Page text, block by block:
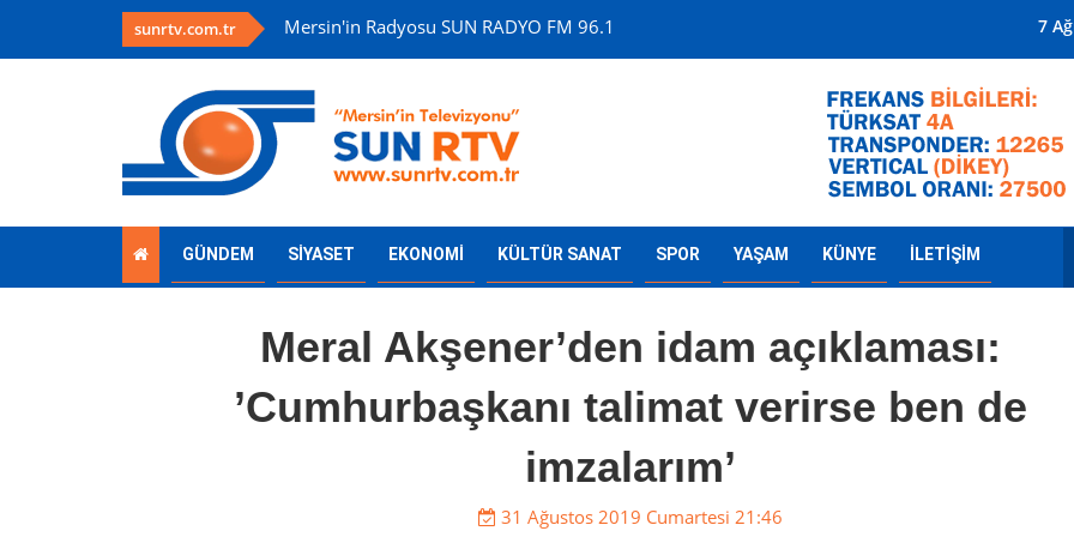
sunrtv.com.tr Mersin'in Radyosu SUN RADYO FM 96.1 Mersin'in 7
GÜNDEM SİYASET EKONOMİ KÜLTÜR SANAT SPOR YAŞAM KÜNYE İLETİŞİM
Meral Akşener’den idam açıklaması:
’Cumhurbaşkanı talimat verirse ben de
imzalarım’
31 Ağustos 2019 Cumartesi 21:46